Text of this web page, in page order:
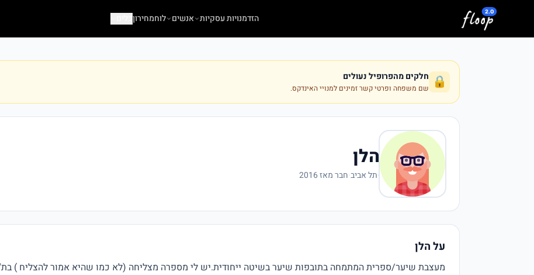
דלג לתוכן המרכזי
הזדמנויות עסקיות אנשים לוחמחירוןכלים
🔒 חלקים מהפרופיל נעולים
שם משפחה ופרטי קשר זמינים למנויי האינדקס.
הלן
·תל אביב·חבר מאז 2016
על הלן